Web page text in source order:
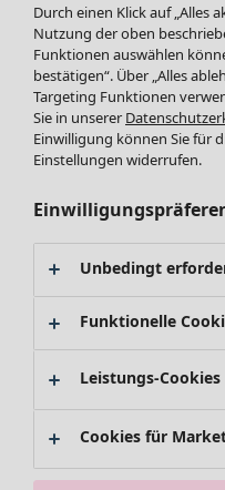
Röcke
Jacken & Mäntel
Leggings /Strumpfhosen
Accessoires
Schuhe
Bademode
SALE Zuhause
Dekoration
Teppiche
Durch einen Klick auf „Alles
Nutzung der oben
Funktionen auswählen
bestätigen“. Über „Alles
Targeting Funktionen
Sie in unserer
Einwilligung können Sie für
Einstellungen widerrufen.
Unbedingt
Funktionelle
Leistungs-Cookies
Cookies für